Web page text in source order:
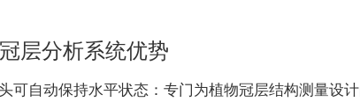
层分析系统优势
可自动保持水平状态：专门为植物冠层结构测量设